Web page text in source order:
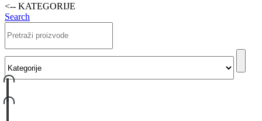
<-- KATEGORIJE
Search